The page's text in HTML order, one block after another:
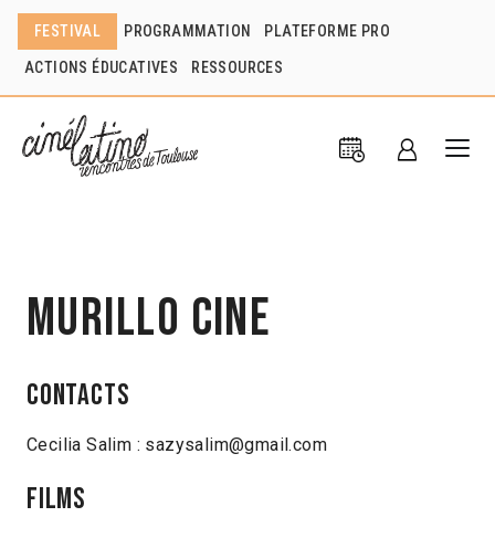
FESTIVAL PROGRAMMATION PLATEFORME PRO
ACTIONS ÉDUCATIVES RESSOURCES
Murillo Cine
Contacts
Cecilia Salim : sazysalim@gmail.com
Films